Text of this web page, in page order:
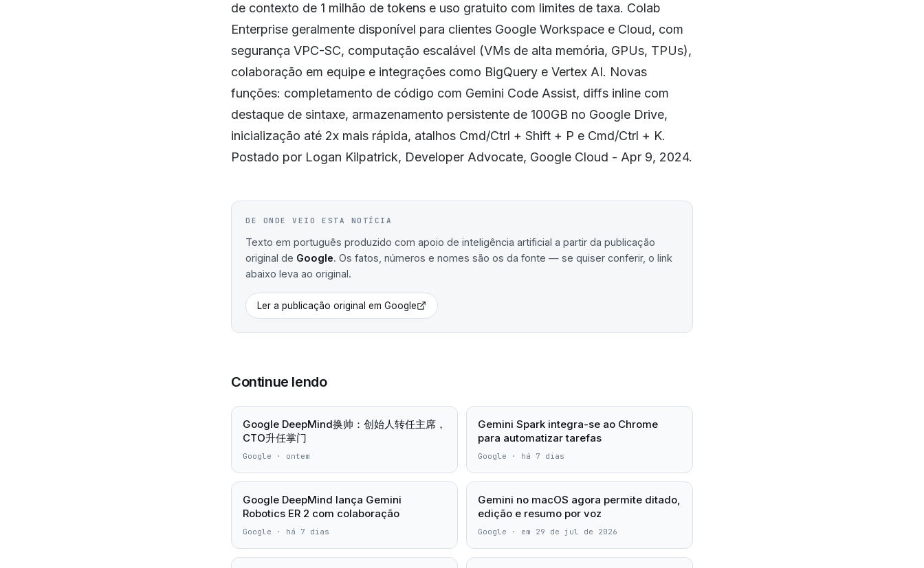
de contexto de 1 milhão de tokens e uso gratuito com limites de taxa. Colab
Enterprise geralmente disponível para clientes Google Workspace e Cloud, com
segurança VPC-SC, computação escalável (VMs de alta memória, GPUs, TPUs),
colaboração em equipe e integrações como BigQuery e Vertex AI. Novas
funções: completamento de código com Gemini Code Assist, diffs inline com
destaque de sintaxe, armazenamento persistente de 100GB no Google Drive,
inicialização até 2x mais rápida, atalhos Cmd/Ctrl + Shift + P e Cmd/Ctrl + K.
Postado por Logan Kilpatrick, Developer Advocate, Google Cloud - Apr 9, 2024.
DE ONDE VEIO ESTA NOTÍCIA
Texto em português produzido com apoio de inteligência artificial a partir da publicação
original de Google. Os fatos, números e nomes são os da fonte — se quiser conferir, o link
abaixo leva ao original.
Ler a publicação original em Google
Continue lendo
Google DeepMind换帅：创始人转任主席，
CTO升任掌门
Google · ontem
Gemini Spark integra-se ao Chrome
para automatizar tarefas
Google · há 7 dias
Google DeepMind lança Gemini
Robotics ER 2 com colaboração
Google · há 7 dias
Gemini no macOS agora permite ditado,
edição e resumo por voz
Google · em 29 de jul de 2026